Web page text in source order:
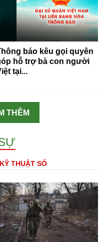
báo kêu gọi quyên
hỗ trợ bà con người
tại...
THÊM
THUẬT SỐ